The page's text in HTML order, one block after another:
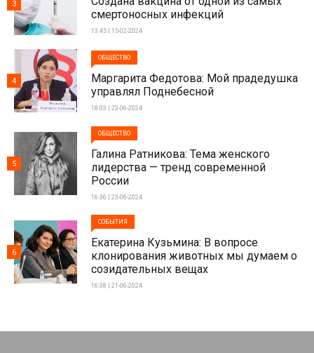
смертоносных инфекций
13:45 | 15-02-2024
3
ОБЩЕСТВО
Маргарита Федотова: Мой прадедушка
управлял Поднебесной
18:03 | 23-06-2024
4
ОБЩЕСТВО
Галина Ратникова: Тема женского
лидерства — тренд современной
России
16:36 | 23-06-2024
5
СОБЫТИЯ
Екатерина Кузьмина: В вопросе
клонирования животных мы думаем о
созидательных вещах
16:38 | 21-06-2024
6